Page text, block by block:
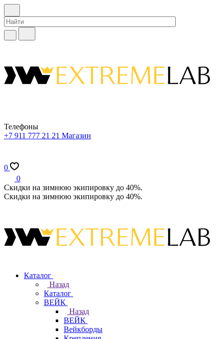
Телефоны
+7 911 777 21 21 Магазин
0
0
Скидки на зимнюю экипировку до 40%.
Скидки на зимнюю экипировку до 40%.
Каталог
Назад
Каталог
ВЕЙК
Назад
ВЕЙК
Вейкборды